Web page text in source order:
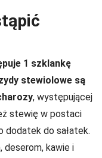
1 szklankę
stewiolowe są
, występującej
stewię w postaci
dodatek do sałatek.
deserom, kawie i